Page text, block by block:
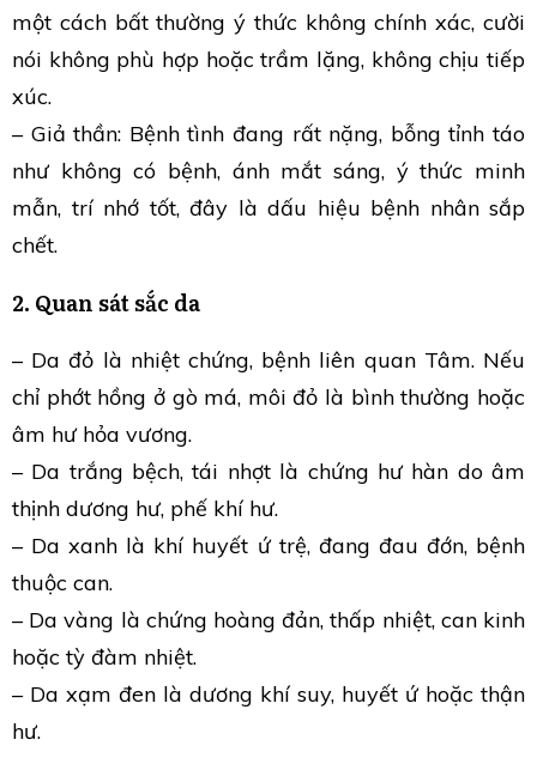
một cách bất thường ý thức không chính xác, cười
nói không phù hợp hoặc trầm lặng, không chịu tiếp
xúc.
– Giả thần: Bệnh tình đang rất nặng, bỗng tỉnh táo
như không có bệnh, ánh mắt sáng, ý thức minh
mẫn, trí nhớ tốt, đây là dấu hiệu bệnh nhân sắp
chết.
2. Quan sát sắc da
– Da đỏ là nhiệt chứng, bệnh liên quan Tâm. Nếu
chỉ phớt hồng ở gò má, môi đỏ là bình thường hoặc
âm hư hỏa vương.
– Da trắng bệch, tái nhợt là chứng hư hàn do âm
thịnh dương hư, phế khí hư.
– Da xanh là khí huyết ứ trệ, đang đau đớn, bệnh
thuộc can.
– Da vàng là chứng hoàng đản, thấp nhiệt, can kinh
hoặc tỳ đàm nhiệt.
– Da xạm đen là dương khí suy, huyết ứ hoặc thận
hư.